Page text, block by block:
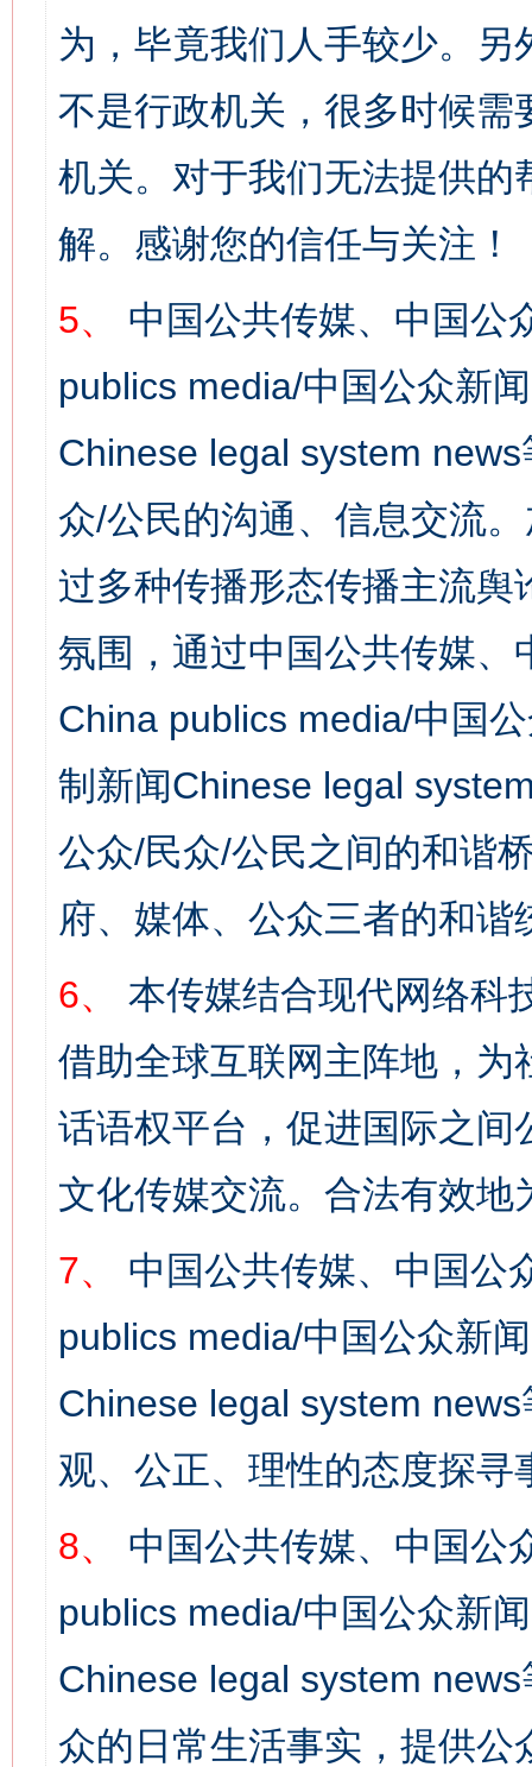
为，毕竟我们人手较少。
不是行政机关，很多时候
机关。对于我们无法提供
解。感谢您的信任与关注！
5、
中国公共传媒、中国公
publics media/中国公众新
Chinese legal system
众/公民的沟通、信息交流
过多种传播形态传播主流
氛围，通过中国公共传媒
China publics media/中国
制新闻Chinese legal
公众/民众/公民之间的和谐
府、媒体、公众三者的和谐
6、
本传媒结合现代网络科
借助全球互联网主阵地，
话语权平台，促进国际之
文化传媒交流。合法有效地
7、
中国公共传媒、中国公
publics media/中国公众新
Chinese legal system
观、公正、理性的态度探寻
8、
中国公共传媒、中国公
publics media/中国公众新
Chinese legal system
众的日常生活事实，提供